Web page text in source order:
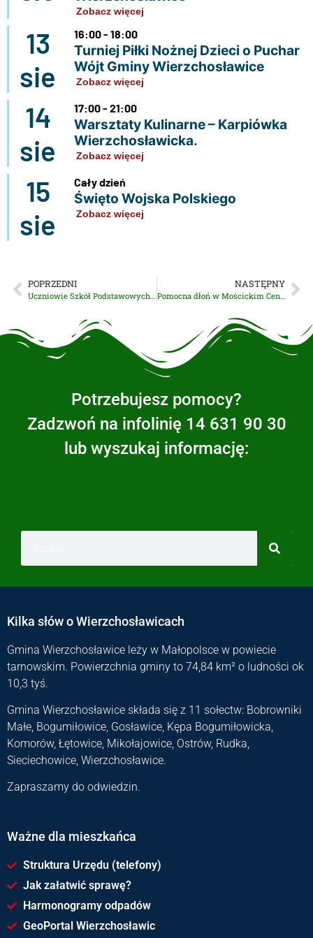
Zobacz więcej
13
sie
16:00 - 18:00
Turniej Piłki Nożnej Dzieci o Puchar
Wójt Gminy Wierzchosławice
Zobacz więcej
14
sie
17:00 - 21:00
Warsztaty Kulinarne – Karpiówka
Wierzchosławicka.
Zobacz więcej
15
sie
Cały dzień
Święto Wojska Polskiego
Zobacz więcej
POPRZEDNI NASTĘPNY
Potrzebujesz pomocy?
Zadzwoń na infolinię 14 631 90 30
lub wyszukaj informację:
Kilka słów o Wierzchosławicach
Gmina Wierzchosławice leży w Małopolsce w powiecie
tarnowskim. Powierzchnia gminy to 74,84 km² o ludności ok
10,3 tyś.
Gmina Wierzchosławice składa się z 11 sołectw: Bobrowniki
Małe, Bogumiłowice, Gosławice, Kępa Bogumiłowicka,
Komorów, Łętowice, Mikołajowice, Ostrów, Rudka,
Sieciechowice, Wierzchosławice.
Zapraszamy do odwiedzin.
Ważne dla mieszkańca
Struktura Urzędu (telefony)
Jak załatwić sprawę?
Harmonogramy odpadów
GeoPortal Wierzchosławic